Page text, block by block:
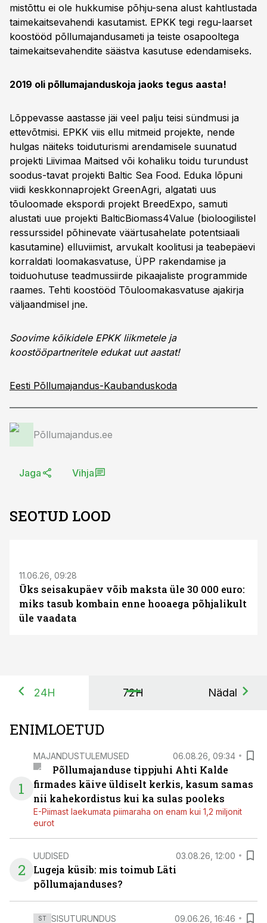
mistõttu ei ole hukkumise põhju-sena alust kahtlustada
taimekaitsevahendi kasutamist. EPKK tegi regu-laarset
koostööd põllumajandusameti ja teiste osapooltega
taimekaitsevahendite säästva kasutuse edendamiseks.
2019 oli põllumajanduskoja jaoks tegus aasta!
Lõppevasse aastasse jäi veel palju teisi sündmusi ja
ettevõtmisi. EPKK viis ellu mitmeid projekte, nende
hulgas näiteks toiduturismi arendamisele suunatud
projekti Liivimaa Maitsed või kohaliku toidu turundust
soodus-tavat projekti Baltic Sea Food. Eduka lõpuni
viidi keskkonnaprojekt GreenAgri, algatati uus
tõuloomade ekspordi projekt BreedExpo, samuti
alustati uue projekti BalticBiomass4Value (bioloogilistel
ressurssidel põhinevate väärtusahelate potentsiaali
kasutamine) elluviimist, arvukalt koolitusi ja teabepäevi
korraldati loomakasvatuse, ÜPP rakendamise ja
toiduohutuse teadmussiirde pikaajaliste programmide
raames. Tehti koostööd Tõuloomakasvatuse ajakirja
väljaandmisel jne.
Soovime kõikidele EPKK liikmetele ja
koostööpartneritele edukat uut aastat!
Eesti Põllumajandus-Kaubanduskoda
Põllumajandus.ee
Jaga Vihja
SEOTUD LOOD
11.06.26, 09:28
Üks seisakupäev võib maksta üle 30 000 euro:
miks tasub kombain enne hooaega põhjalikult
üle vaadata
24H 72H Nädal
ENIMLOETUD
1
MAJANDUSTULEMUSED 06.08.26, 09:34
Põllumajanduse tippjuhi Ahti Kalde
firmades käive üldiselt kerkis, kasum samas
nii kahekordistus kui ka sulas pooleks
E-Piimast laekumata piimaraha on enam kui 1,2 miljonit
eurot
2
UUDISED 03.08.26, 12:00
Lugeja küsib: mis toimub Läti
põllumajanduses?
ST SISUTURUNDUS 09.06.26, 16:46